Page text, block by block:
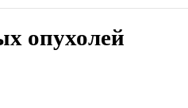
опухолей